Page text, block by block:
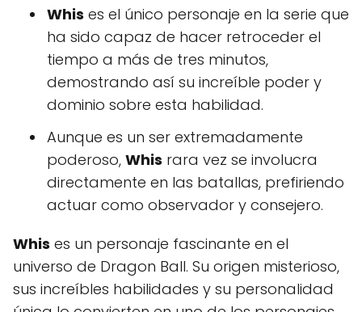
Whis es el único personaje en la serie que
ha sido capaz de hacer retroceder el
tiempo a más de tres minutos,
demostrando así su increíble poder y
dominio sobre esta habilidad.
Aunque es un ser extremadamente
poderoso, Whis rara vez se involucra
directamente en las batallas, prefiriendo
actuar como observador y consejero.
Whis es un personaje fascinante en el
universo de Dragon Ball. Su origen misterioso,
sus increíbles habilidades y su personalidad